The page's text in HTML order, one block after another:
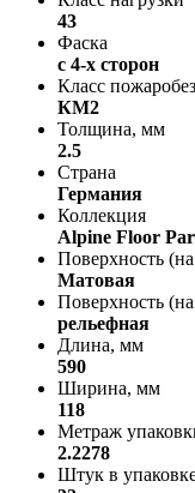
43
Фаска
с 4-х сторон
Класс
КМ2
Толщина, мм
2.5
Страна
Германия
Коллекция
Alpine Floor
Поверхность
Матовая
Поверхность
рельефная
Длина, мм
590
Ширина, мм
118
Метраж
2.2278
Штук в